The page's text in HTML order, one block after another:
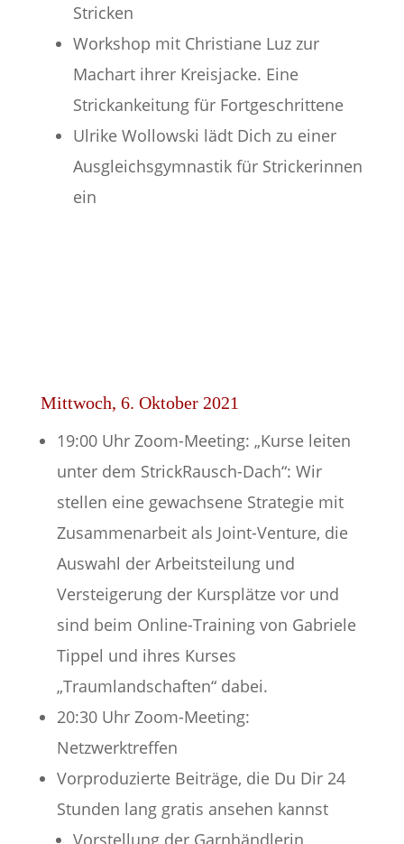
Stricken
Workshop mit Christiane Luz zur
Machart ihrer Kreisjacke. Eine
Strickankeitung für Fortgeschrittene
Ulrike Wollowski lädt Dich zu einer
Ausgleichsgymnastik für Strickerinnen
ein
Mittwoch, 6. Oktober 2021
19:00 Uhr Zoom-Meeting: „Kurse leiten
unter dem StrickRausch-Dach“: Wir
stellen eine gewachsene Strategie mit
Zusammenarbeit als Joint-Venture, die
Auswahl der Arbeitsteilung und
Versteigerung der Kursplätze vor und
sind beim Online-Training von Gabriele
Tippel und ihres Kurses
„Traumlandschaften“ dabei.
20:30 Uhr Zoom-Meeting:
Netzwerktreffen
Vorproduzierte Beiträge, die Du Dir 24
Stunden lang gratis ansehen kannst
Vorstellung der Garnhändlerin